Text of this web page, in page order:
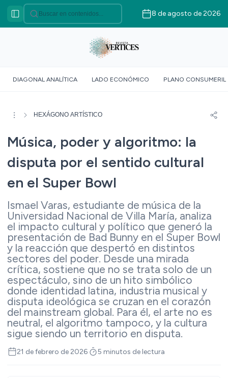
VÉRTICES ASOCIATIVO
VÉRTICES SOBERANÍA
VÉRTICES SUR GLOBAL
DOSSIER GEOMÉTRICO
8 de agosto de 2026
DIAGONAL ANALÍTICA LADO ECONÓMICO PLANO CONSUMERIL
HEXÁGONO ARTÍSTICO
Música, poder y algoritmo: la
disputa por el sentido cultural
en el Super Bowl
Ismael Varas, estudiante de música de la
Universidad Nacional de Villa María, analiza
el impacto cultural y político que generó la
presentación de Bad Bunny en el Super Bowl
y la reacción que despertó en distintos
sectores del poder. Desde una mirada
crítica, sostiene que no se trata solo de un
espectáculo, sino de un hito simbólico
donde identidad latina, industria musical y
disputa ideológica se cruzan en el corazón
del mainstream global. Para él, el arte no es
neutral, el algoritmo tampoco, y la cultura
sigue siendo un territorio en disputa.
21 de febrero de 2026 5 minutos de lectura